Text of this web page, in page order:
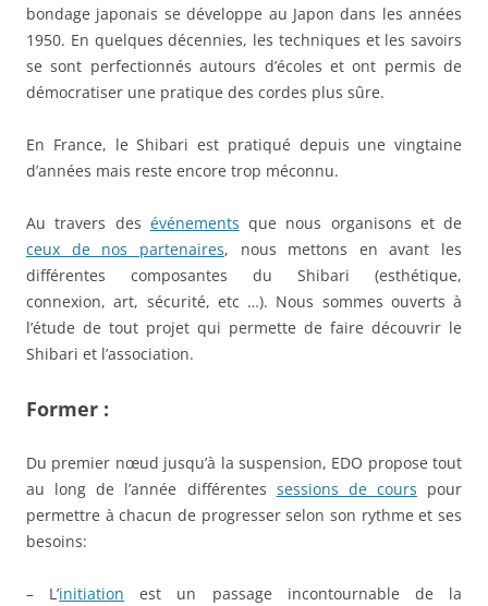
bondage japonais se développe au Japon dans les années
1950. En quelques décennies, les techniques et les savoirs
se sont perfectionnés autours d’écoles et ont permis de
démocratiser une pratique des cordes plus sûre.
En France, le Shibari est pratiqué depuis une vingtaine
d’années mais reste encore trop méconnu.
Au travers des événements que nous organisons et de
ceux de nos partenaires, nous mettons en avant les
différentes composantes du Shibari (esthétique,
connexion, art, sécurité, etc …). Nous sommes ouverts à
l’étude de tout projet qui permette de faire découvrir le
Shibari et l’association.
Former :
Du premier nœud jusqu’à la suspension, EDO propose tout
au long de l’année différentes sessions de cours pour
permettre à chacun de progresser selon son rythme et ses
besoins:
– L’initiation est un passage incontournable de la